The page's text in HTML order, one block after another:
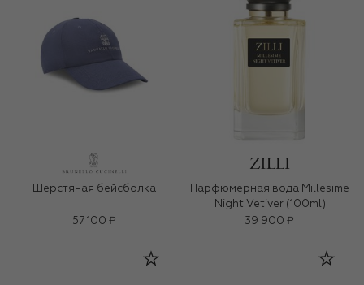
Шерстяная бейсболка
57 100 ₽
Парфюмерная вода Millesime
Night Vetiver (100ml)
39 900 ₽